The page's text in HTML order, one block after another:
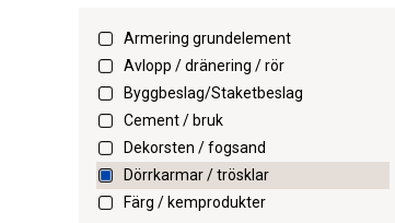
Armering grundelement
Avlopp / dränering / rör
Byggbeslag/Staketbeslag
Cement / bruk
Dekorsten / fogsand
Dörrkarmar / trösklar
Färg / kemprodukter